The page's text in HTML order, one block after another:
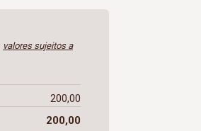
valores sujeitos a
200,00
200,00